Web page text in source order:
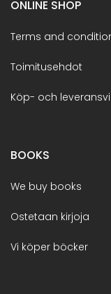
ONLINE SHOP
Terms and
Toimitusehdot
Köp- och
BOOKS
We buy books
Ostetaan kirjoja
Vi köper böcker